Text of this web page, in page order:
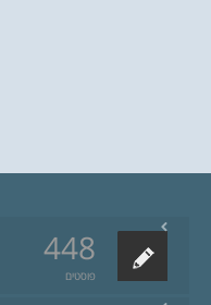
448
פוסטים